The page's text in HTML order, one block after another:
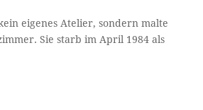
eigenes Atelier, sondern malte
Sie starb im April 1984 als